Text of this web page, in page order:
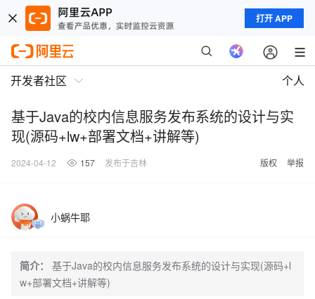
打开 APP
开发者社区 个人
基于Java的校内信息服务发布系统的设计与实
现(源码+lw+部署文档+讲解等)
2024-04-12 157 发布于吉林 版权 举报
小蜗牛耶
简介：
基于Java的校内信息服务发布系统的设计与实现(源码+l
w+部署文档+讲解等)